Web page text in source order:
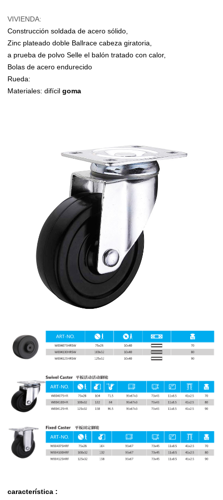
VIVIENDA:
Construcción soldada de acero sólido,
Zinc plateado doble Ballrace cabeza giratoria,
a prueba de polvo Selle el balón tratado con calor,
Bolas de acero endurecido
Rueda:
Materiales: difícil goma
característica :